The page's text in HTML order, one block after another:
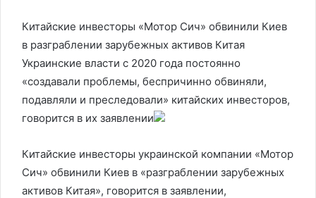
Китайские инвесторы «Мотор Сич» обвинили Киев
в разграблении зарубежных активов Китая
Украинские власти с 2020 года постоянно
«создавали проблемы, беспричинно обвиняли,
подавляли и преследовали» китайских инвесторов,
говорится в их заявлении
Китайские инвесторы украинской компании «Мотор
Сич» обвинили Киев в «разграблении зарубежных
активов Китая», говорится в заявлении,